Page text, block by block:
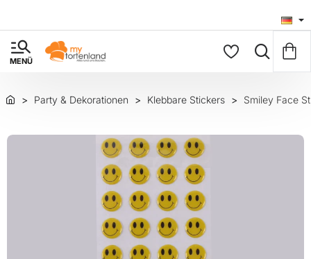
Party & Dekorationen Klebbare Stickers Smiley Face